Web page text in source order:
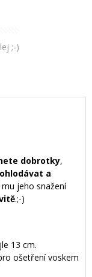
;-)
dobrotky,
a
jeho snažení
.;-)
13 cm.
ošetření voskem